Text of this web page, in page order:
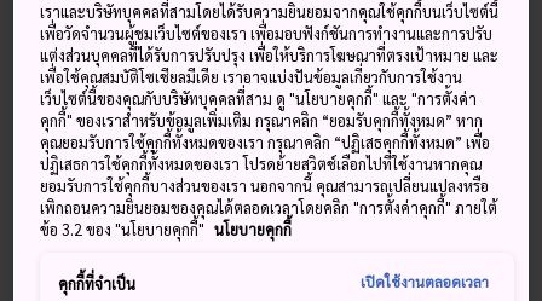
เช่นเดียวกับหลายพื้นที่ในจังหวัดนางาซากิ
ฮิระโดะเองก็เป็น
แหล่งรวมวัฒนธรรมตะวันตกกับวัฒนธรรมญี่ปุ่น
เมืองฟิรันโดะหรือฮิระโดะในปัจจุบันเคยเป็นหนึ่งในท่าเรือแวะ
พักสำหรับเรือต่าง ๆ ที่แล่นระหว่างแผ่นดินใหญ่ในเอเชียและ
ประเทศญี่ปุ่นมาตั้งแต่ยุคนารา การค้าขายส่วนใหญ่เกิดขึ้นที่
อาคารพาณิชย์ฮอลันดาฮิระโดะซึ่งสร้างขึ้นในปี ค.ศ.1609
เยี่ยมพร้อมกับชื่นชมทิวทัศน์สวยงามรอบ ๆ และมหาสมุทรที่
เราและบริษัทบุคคลที่สามโดยได้รับความยินยอมจากคุณใช้คุกกี้บนเว็บไซต์นี้
เพื่อวัดจำนวนผู้ชมเว็บไซต์ของเรา เพื่อมอบฟังก์ชันการทำงานและการปรับ
แต่งส่วนบุคคลที่ได้รับการปรับปรุง เพื่อให้บริการโฆษณาที่ตรงเป้าหมาย และ
เพื่อใช้คุณสมบัติโซเชียลมีเดีย เราอาจแบ่งปันข้อมูลเกี่ยวกับการใช้งาน
เว็บไซต์นี้ของคุณกับบริษัทบุคคลที่สาม ดู "นโยบายคุกกี้" และ "การตั้งค่า
คุกกี้" ของเราสำหรับข้อมูลเพิ่มเติม กรุณาคลิก “ยอมรับคุกกี้ทั้งหมด” หาก
คุณยอมรับการใช้คุกกี้ทั้งหมดของเรา กรุณาคลิก “ปฏิเสธคุกกี้ทั้งหมด” เพื่อ
ปฏิเสธการใช้คุกกี้ทั้งหมดของเรา โปรดย้ายสวิตช์เลือกไปที่ใช้งานหากคุณ
ยอมรับการใช้คุกกี้บางส่วนของเรา นอกจากนี้ คุณสามารถเปลี่ยนแปลงหรือ
เพิกถอนความยินยอมของคุณได้ตลอดเวลาโดยคลิก "การตั้งค่าคุกกี้" ภายใต้
ข้อ 3.2 ของ "นโยบายคุกกี้" นโยบายคุกกี้
คุกกี้ที่จำเป็น เปิดใช้งานตลอดเวลา